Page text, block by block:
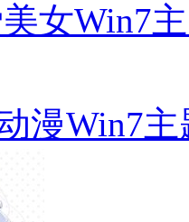
女Win7
漫Win7主